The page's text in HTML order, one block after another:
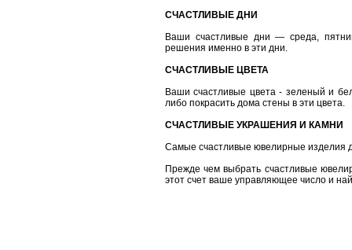
СЧАСТЛИВЫЕ ДНИ
Ваши счастливые дни — среда,
решения именно в эти дни.
СЧАСТЛИВЫЕ ЦВЕТА
Ваши счастливые цвета - зеленый и
либо покрасить дома стены в эти цвета.
СЧАСТЛИВЫЕ УКРАШЕНИЯ И КАМНИ
Самые счастливые ювелирные изделия
Прежде чем выбрать счастливые
этот счет ваше управляющее число и